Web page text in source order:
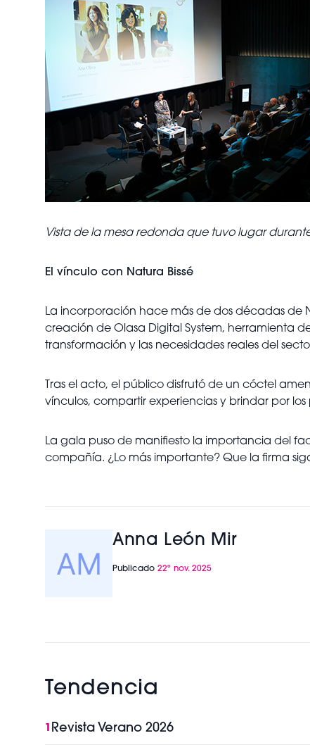
Vista de la mesa redonda que tuvo lugar
El vínculo con Natura Bissé
La incorporación hace más de dos décadas de
creación de Olasa Digital System, herramienta
transformación y las necesidades reales del
Tras el acto, el público disfrutó de un cóctel
vínculos, compartir experiencias y brindar por los
La gala puso de manifiesto la importancia del
compañía. ¿Lo más importante? Que la firma
Anna León Mir
Publicado 22º nov. 2025
Tendencia
1 Revista Verano 2026